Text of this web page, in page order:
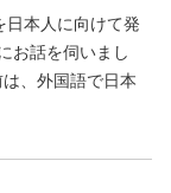
日本人に向けて発
お話を伺いまし
、外国語で日本